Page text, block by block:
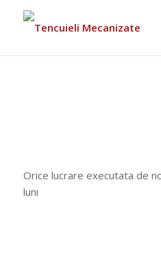
Orice lucrare executata de
luni